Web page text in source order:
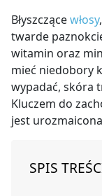
Błyszczącewłosy
twarde
witamin oraz
mieć niedobory
wypadać, skóra
Kluczem do
jest
SPIS